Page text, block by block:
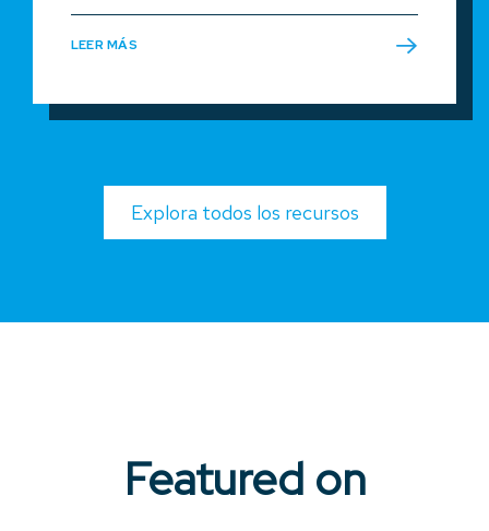
LEER MÁS
Explora todos los recursos
Featured on